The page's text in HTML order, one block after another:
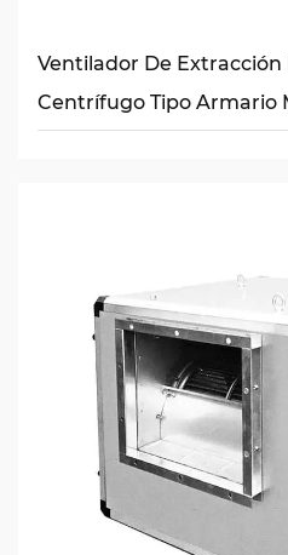
Ventilador De Extracción
Centrífugo Tipo Armario